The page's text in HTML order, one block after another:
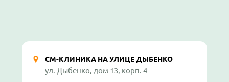
СМ-КЛИНИКА НА УЛИЦЕ ДЫБЕНКО
ул. Дыбенко, дом 13, корп. 4